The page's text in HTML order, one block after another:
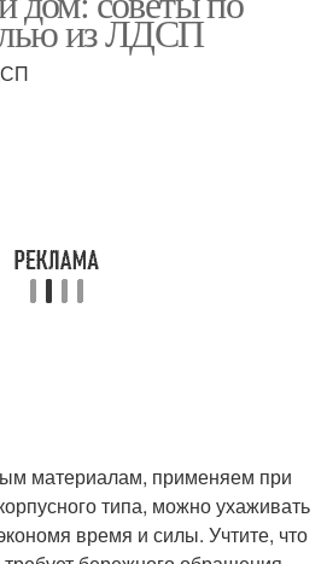
из ЛДСП
материалам, применяем при
типа, можно ухаживать
время и силы. Учтите, что